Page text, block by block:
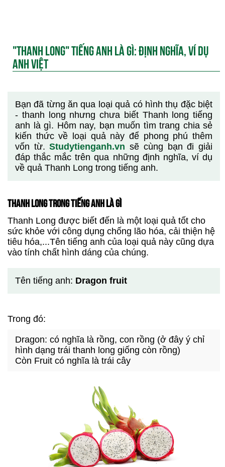
"THANH LONG" TIẾNG ANH LÀ GÌ: ĐỊNH NGHĨA, VÍ DỤ
ANH VIỆT
Bạn đã từng ăn qua loại quả có hình thụ đặc biệt
- thanh long nhưng chưa biết Thanh long tiếng
anh là gì. Hôm nay, bạn muốn tìm trang chia sẻ
kiến thức về loại quả này để phong phú thêm
vốn từ.Studytienganh.vn sẽ cùng bạn đi giải
đáp thắc mắc trên qua những định nghĩa, ví dụ
về quả Thanh Long trong tiếng anh.
THANH LONG TRONG TIẾNG ANH LÀ GÌ
Thanh Long được biết đến là một loại quả tốt cho
sức khỏe với công dụng chống lão hóa, cải thiện hệ
tiêu hóa,...Tên tiếng anh của loại quả này cũng dựa
vào tính chất hình dáng của chúng.
Tên tiếng anh: Dragon fruit
Trong đó:
Dragon: có nghĩa là rồng, con rồng (ở đây ý chỉ
hình dạng trái thanh long giống còn rồng)
Còn Fruit có nghĩa là trái cây